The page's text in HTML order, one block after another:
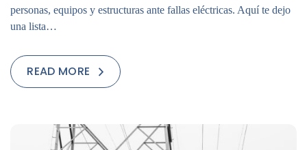
personas, equipos y estructuras ante fallas eléctricas. Aquí te dejo
una lista…
READ MORE